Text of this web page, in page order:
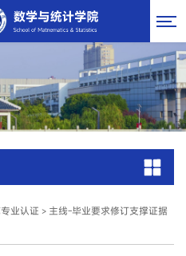
业认证 > 主线-毕业要求修订支撑证据